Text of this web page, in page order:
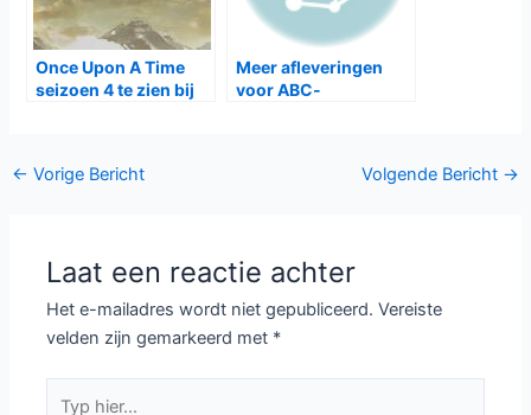
Once Upon A Time
seizoen 4 te zien bij
Meer afleveringen
voor ABC-
Bericht
← Vorige Bericht Volgende Bericht →
Laat een reactie achter
Het e-mailadres wordt niet gepubliceerd. Vereiste
velden zijn gemarkeerd met *